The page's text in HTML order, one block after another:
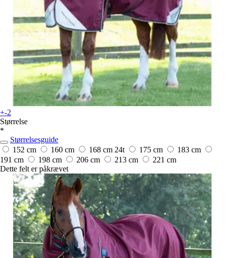
+-2
Størrelse
*
Størrelsesguide
152 cm
160 cm 168 cm 24t 175 cm
183 cm
191 cm
198 cm 206 cm 213 cm
221 cm
Dette felt er påkrævet